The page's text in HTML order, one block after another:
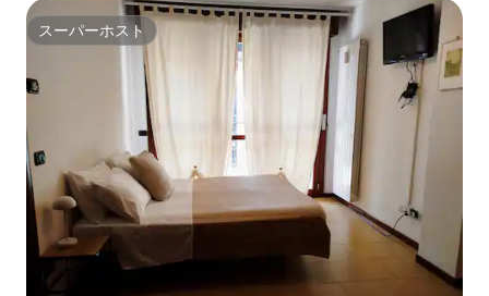
スーパーホスト
スーパーホスト